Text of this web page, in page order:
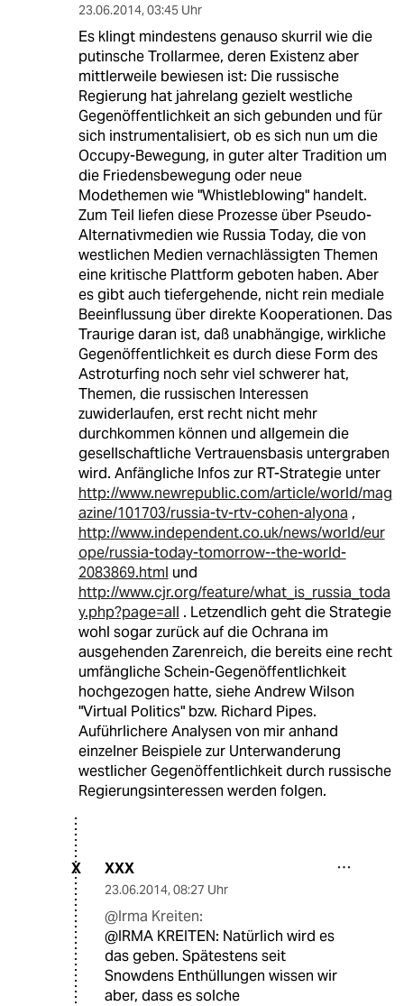
23.06.2014, 03:45 Uhr
Es klingt mindestens genauso skurril wie die
putinsche Trollarmee, deren Existenz aber
mittlerweile bewiesen ist: Die russische
Regierung hat jahrelang gezielt westliche
Gegenöffentlichkeit an sich gebunden und für
sich instrumentalisiert, ob es sich nun um die
Occupy-Bewegung, in guter alter Tradition um
die Friedensbewegung oder neue
Modethemen wie "Whistleblowing" handelt.
Zum Teil liefen diese Prozesse über Pseudo-
Alternativmedien wie Russia Today, die von
westlichen Medien vernachlässigten Themen
eine kritische Plattform geboten haben. Aber
es gibt auch tiefergehende, nicht rein mediale
Beeinflussung über direkte Kooperationen. Das
Traurige daran ist, daß unabhängige, wirkliche
Gegenöffentlichkeit es durch diese Form des
Astroturfing noch sehr viel schwerer hat,
Themen, die russischen Interessen
zuwiderlaufen, erst recht nicht mehr
durchkommen können und allgemein die
gesellschaftliche Vertrauensbasis untergraben
wird. Anfängliche Infos zur RT-Strategie unter
http://www.newrepublic.com/article/world/mag
azine/101703/russia-tv-rtv-cohen-alyona ,
http://www.independent.co.uk/news/world/eur
ope/russia-today-tomorrow--the-world-
2083869.html und
http://www.cjr.org/feature/what_is_russia_toda
y.php?page=all . Letzendlich geht die Strategie
wohl sogar zurück auf die Ochrana im
ausgehenden Zarenreich, die bereits eine recht
umfängliche Schein-Gegenöffentlichkeit
hochgezogen hatte, siehe Andrew Wilson
"Virtual Politics" bzw. Richard Pipes.
Auführlichere Analysen von mir anhand
einzelner Beispiele zur Unterwanderung
westlicher Gegenöffentlichkeit durch russische
Regierungsinteressen werden folgen.
X XXX
23.06.2014, 08:27 Uhr
@Irma Kreiten:
@IRMA KREITEN: Natürlich wird es
das geben. Spätestens seit
Snowdens Enthüllungen wissen wir
aber, dass es solche